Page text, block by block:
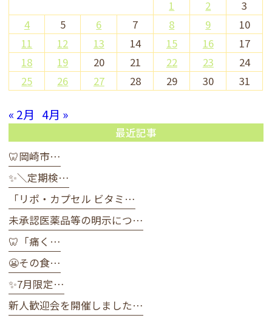
1 2
3
4
5 6 7 8 9
10
11
12 13 14 15 16
17
18
19 20 21 22 23
24
25
26 27 28 29 30 31
« 2月 4月 »
最近記事
🦷岡崎市…
✨＼定期検…
「リポ・カプセル ビタミ…
未承認医薬品等の明示につ…
🦷「痛く…
😬その食…
✨7月限定…
新人歓迎会を開催しました…